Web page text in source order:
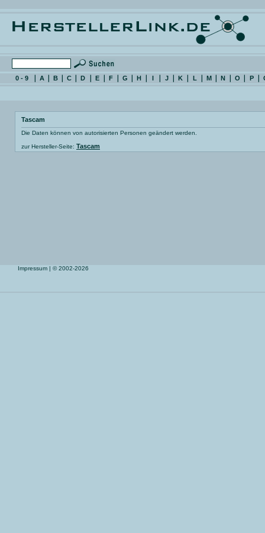
0 - 9 A B C D E F G H I J K L M N O P
Tascam
Die Daten können von autorisierten Personen geändert werden.
zur Hersteller-Seite: Tascam
Impressum | © 2002-2026